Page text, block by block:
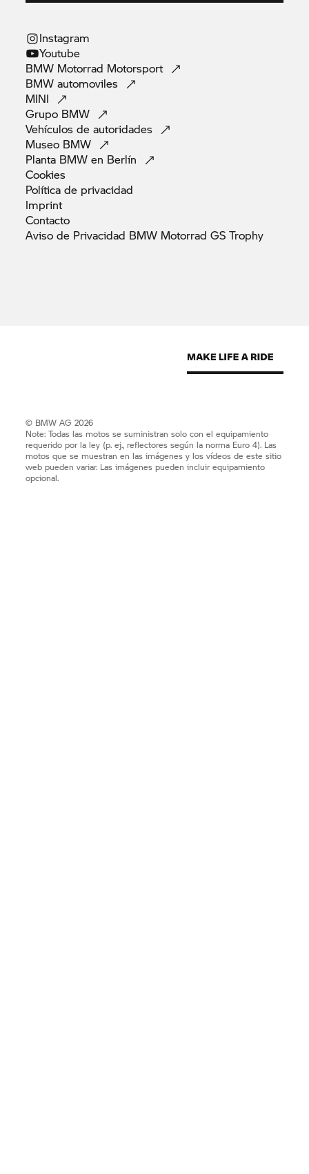
Instagram
Youtube
BMW Motorrad Motorsport
BMWautomoviles
MINI
Grupo BMW
Vehículos deautoridades
Museo BMW
Planta BMW en Berlín
Cookies
Política de privacidad
Imprint
Contacto
Aviso de Privacidad BMW Motorrad GSTrophy
© BMW AG 2026
Note: Todas las motos se suministran solo con el equipamiento
requerido por la ley (p. ej., reflectores según la norma Euro 4). Las
motos que se muestran en las imágenes y los vídeos de este sitio
web pueden variar. Las imágenes pueden incluir equipamiento
opcional.